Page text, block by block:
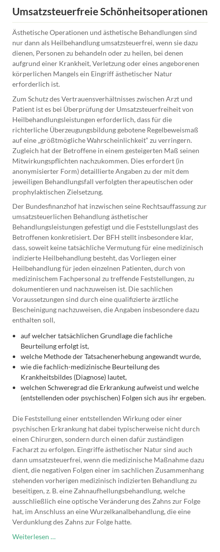
Staat
Umsatzsteuerfreie Schönheitsoperationen
Ästhetische Operationen und ästhetische Behandlungen sind
nur dann als Heilbehandlung umsatzsteuerfrei, wenn sie dazu
dienen, Personen zu behandeln oder zu heilen, bei denen
aufgrund einer Krankheit, Verletzung oder eines angeborenen
körperlichen Mangels ein Eingriff ästhetischer Natur
erforderlich ist.
Zum Schutz des Vertrauensverhältnisses zwischen Arzt und
Patient ist es bei Überprüfung der Umsatzsteuerfreiheit von
Heilbehandlungsleistungen erforderlich, dass für die
richterliche Überzeugungsbildung gebotene Regelbeweismaß
auf eine „größtmögliche Wahrscheinlichkeit“ zu verringern.
Zugleich hat der Betroffene in einem gesteigerten Maß seinen
Mitwirkungspflichten nachzukommen. Dies erfordert (in
anonymisierter Form) detaillierte Angaben zu der mit dem
jeweiligen Behandlungsfall verfolgten therapeutischen oder
prophylaktischen Zielsetzung.
Der Bundesfinanzhof hat inzwischen seine Rechtsauffassung zur
umsatzsteuerlichen Behandlung ästhetischer
Behandlungsleistungen gefestigt und die Feststellungslast des
Betroffenen konkretisiert. Der BFH stellt insbesondere klar,
dass, soweit keine tatsächliche Vermutung für eine medizinisch
indizierte Heilbehandlung besteht, das Vorliegen einer
Heilbehandlung für jeden einzelnen Patienten, durch von
medizinischem Fachpersonal zu treffende Feststellungen, zu
dokumentieren und nachzuweisen ist. Die sachlichen
Voraussetzungen sind durch eine qualifizierte ärztliche
Bescheinigung nachzuweisen, die Angaben insbesondere dazu
enthalten soll,
auf welcher tatsächlichen Grundlage die fachliche
Beurteilung erfolgt ist,
welche Methode der Tatsachenerhebung angewandt wurde,
wie die fachlich-medizinische Beurteilung des
Krankheitsbildes (Diagnose) lautet,
welchen Schweregrad die Erkrankung aufweist und welche
(entstellenden oder psychischen) Folgen sich aus ihr ergeben.
Die Feststellung einer entstellenden Wirkung oder einer
psychischen Erkrankung hat dabei typischerweise nicht durch
einen Chirurgen, sondern durch einen dafür zuständigen
Facharzt zu erfolgen. Eingriffe ästhetischer Natur sind auch
dann umsatzsteuerfrei, wenn die medizinische Maßnahme dazu
dient, die negativen Folgen einer im sachlichen Zusammenhang
stehenden vorherigen medizinisch indizierten Behandlung zu
beseitigen, z. B. eine Zahnaufhellungsbehandlung, welche
ausschließlich eine optische Veränderung des Zahns zur Folge
hat, im Anschluss an eine Wurzelkanalbehandlung, die eine
Verdunklung des Zahns zur Folge hatte.
Weiterlesen …